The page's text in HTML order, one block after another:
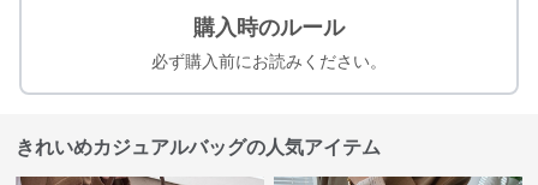
購入時のルール
必ず購入前にお読みください。
きれいめカジュアルバッグの人気アイテム